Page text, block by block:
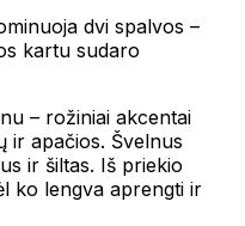
dvi spalvos –
kartu sudaro
– rožiniai akcentai
ir apačios. Švelnus
ir šiltas. Iš priekio
ko lengva aprengti ir